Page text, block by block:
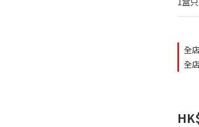
全
全